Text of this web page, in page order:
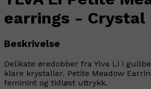
earrings - Crystal
Beskrivelse
Delikate øredobber fra Ylva Li i
klare krystaller. Petite Meadow
feminint og tidløst uttrykk.